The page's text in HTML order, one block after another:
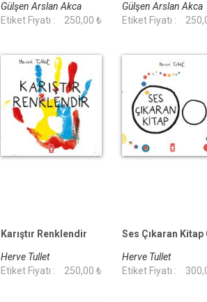
Gülşen Arslan Akca
Etiket Fiyatı :
250,00 ₺
Gülşen Arslan Akca
Etiket Fiyatı :
Karıştır Renklendir
Herve Tullet
Etiket Fiyatı :
250,00 ₺
Ses Çıkaran Kitap
Herve Tullet
Etiket Fiyatı :